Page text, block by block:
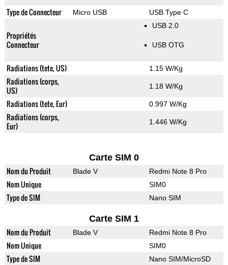
Type de Connecteur Micro USB USB Type C
Propriétés
Connecteur
USB 2.0
USB OTG
Radiations (tete, US) 1.15 W/Kg
Radiations (corps,
US)
1.18 W/Kg
Radiations (tete, Eur) 0.997 W/Kg
Radiations (corps,
Eur)
1.446 W/Kg
Carte SIM 0
Nom du Produit Blade V Redmi Note 8 Pro
Nom Unique SIM0
Type de SIM Nano SIM
Carte SIM 1
Nom du Produit Blade V Redmi Note 8 Pro
Nom Unique SIM0
Type de SIM Nano SIM/MicroSD